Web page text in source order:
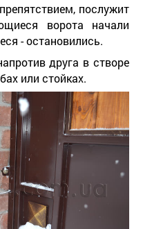
послужит
ворота начали
- остановились.
друга в створе
или стойках.